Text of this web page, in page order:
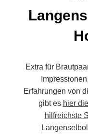
Extra für
Erfahrungen von
gibt es hier
hilfreichste